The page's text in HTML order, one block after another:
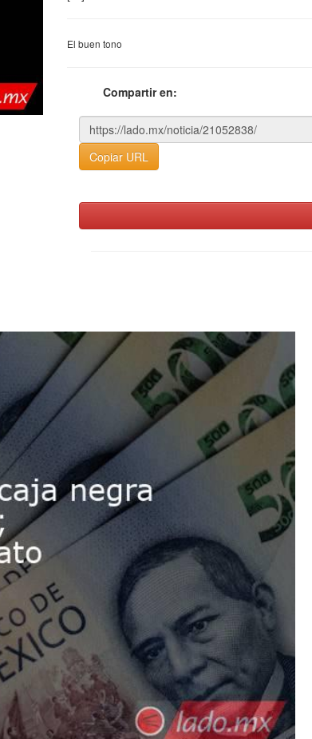
El buen tono
Compartir en:
Copiar URL